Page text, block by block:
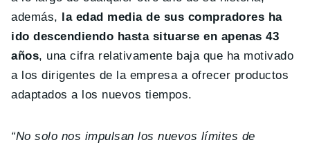
además, la edad media de sus compradores ha
ido descendiendo hasta situarse en apenas 43
años, una cifra relativamente baja que ha motivado
a los dirigentes de la empresa a ofrecer productos
adaptados a los nuevos tiempos.
“No solo nos impulsan los nuevos límites de